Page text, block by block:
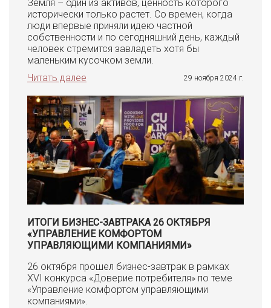
Земля – один из активов, ценность которого
исторически только растет. Со времен, когда
люди впервые приняли идею частной
собственности и по сегодняшний день, каждый
человек стремится завладеть хотя бы
маленьким кусочком земли.
Читать далее
29 ноября 2024 г.
ИТОГИ БИЗНЕС-ЗАВТРАКА 26 ОКТЯБРЯ
«УПРАВЛЕНИЕ КОМФОРТОМ
УПРАВЛЯЮЩИМИ КОМПАНИЯМИ»
26 октября прошел бизнес-завтрак в рамках
XVI конкурса «Доверие потребителя» по теме
«Управление комфортом управляющими
компаниями».